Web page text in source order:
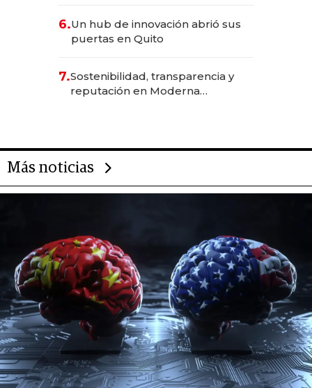
6.Un hub de innovación abrió sus
puertas en Quito
7.Sostenibilidad, transparencia y
reputación en Moderna
Más noticias